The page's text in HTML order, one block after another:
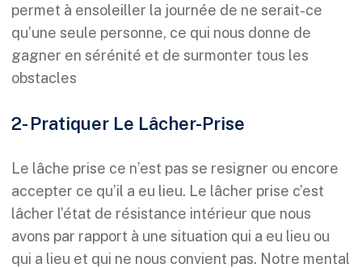
permet à ensoleiller la journée de ne serait-ce
qu’une seule personne, ce qui nous donne de
gagner en sérénité et de surmonter tous les
obstacles
2- Pratiquer Le Lâcher-Prise
Le lâche prise ce n’est pas se resigner ou encore
accepter ce qu’il a eu lieu. Le lâcher prise c’est
lâcher l’état de résistance intérieur que nous
avons par rapport à une situation qui a eu lieu ou
qui a lieu et qui ne nous convient pas. Notre mental